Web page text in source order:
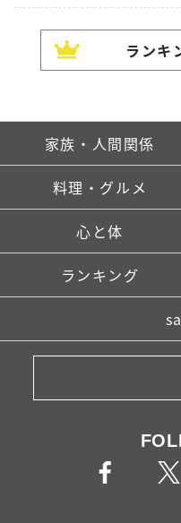
ランキ
家族・人間関係
料理・グルメ
心と体
ランキング